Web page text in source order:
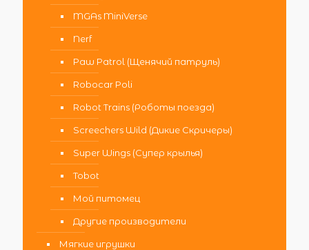
MGAs MiniVerse
Nerf
Paw Patrol (Щенячий патруль)
Robocar Poli
Robot Trains (Роботы поезда)
Screechers Wild (Дикие Скричеры)
Super Wings (Супер крылья)
Tobot
Мой питомец
Другие производители
Мягкие игрушки